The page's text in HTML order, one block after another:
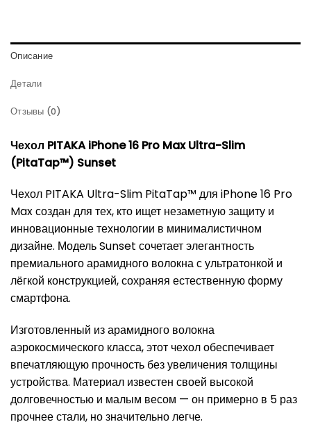
Описание
Детали
Отзывы (0)
Чехол PITAKA iPhone 16 Pro Max Ultra-Slim
(PitaTap™) Sunset
Чехол PITAKA Ultra-Slim PitaTap™ для iPhone 16 Pro
Max создан для тех, кто ищет незаметную защиту и
инновационные технологии в минималистичном
дизайне. Модель Sunset сочетает элегантность
премиального арамидного волокна с ультратонкой и
лёгкой конструкцией, сохраняя естественную форму
смартфона.
Изготовленный из арамидного волокна
аэрокосмического класса, этот чехол обеспечивает
впечатляющую прочность без увеличения толщины
устройства. Материал известен своей высокой
долговечностью и малым весом — он примерно в 5 раз
прочнее стали, но значительно легче.